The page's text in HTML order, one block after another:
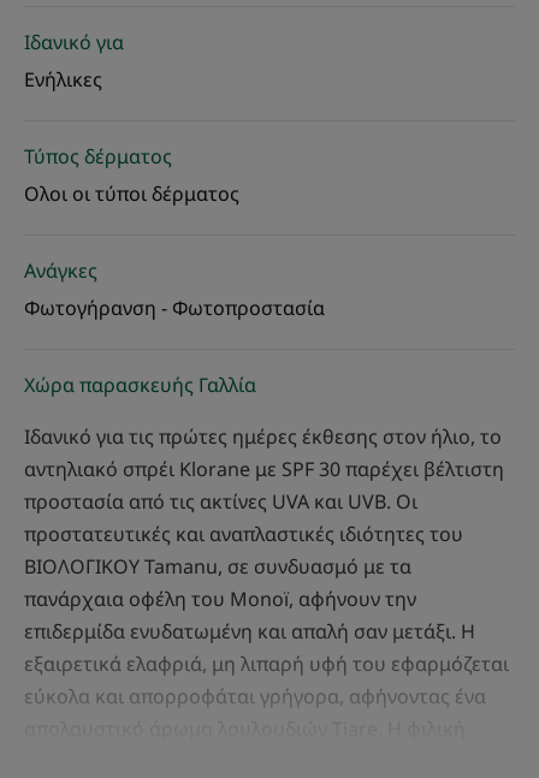
Ιδανικό για
Ενήλικες
Τύπος δέρματος
Ολοι οι τύποι δέρματος
Ανάγκες
Φωτογήρανση - Φωτοπροστασία
Χώρα παρασκευής Γαλλία
Ιδανικό για τις πρώτες ημέρες έκθεσης στον ήλιο, το
αντηλιακό σπρέι Klorane με SPF 30 παρέχει βέλτιστη
προστασία από τις ακτίνες UVA και UVB. Οι
προστατευτικές και αναπλαστικές ιδιότητες του
ΒΙΟΛΟΓΙΚΟΥ Tamanu, σε συνδυασμό με τα
πανάρχαια οφέλη του Monoï, αφήνουν την
επιδερμίδα ενυδατωμένη και απαλή σαν μετάξι. Η
εξαιρετικά ελαφριά, μη λιπαρή υφή του εφαρμόζεται
εύκολα και απορροφάται γρήγορα, αφήνοντας ένα